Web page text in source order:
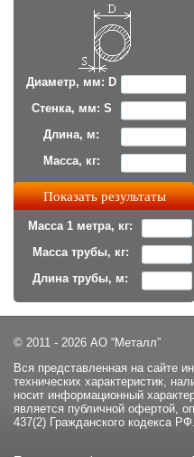
Диаметр, мм: D
Стенка, мм: S
Длина, м:
Масса, кг:
Масса 1 метра, кг:
Масса трубы, кг:
Длина трубы, м:
© 2011 - 2026 АО “Металл”
Вся представленная на сайте
технических характеристик,
носит информационный
является публичной офертой,
437(2) Гражданского кодекса РФ.